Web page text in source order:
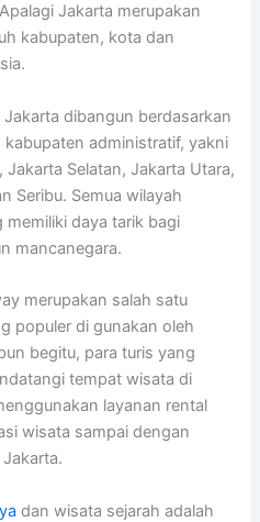
Jakarta merupakan
kabupaten, kota dan
dibangun berdasarkan
administratif, yakni
Jakarta Selatan, Jakarta Utara,
Seribu. Semua wilayah
daya tarik bagi
mancanegara.
merupakan salah satu
populer di gunakan oleh
begitu, para turis yang
tempat wisata di
layanan rental
wisata sampai dengan
dan wisata sejarah adalah